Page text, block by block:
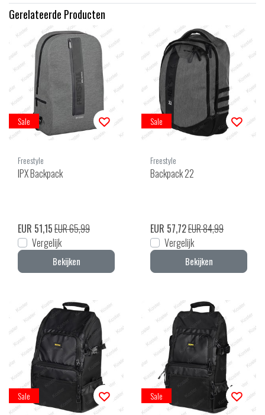
Gerelateerde Producten
Sale
Freestyle
IPX Backpack
EUR 51,15EUR 65,99
Vergelijk
Bekijken
Sale
Freestyle
Backpack 22
EUR 57,72EUR 84,99
Vergelijk
Bekijken
Sale Sale